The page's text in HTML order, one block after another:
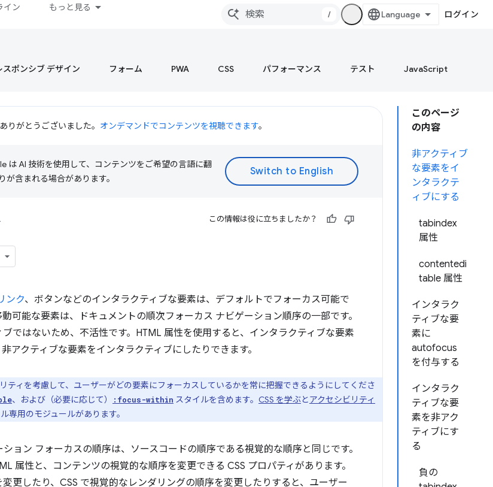
イン もっと見る
/ ログイン
スポンシブ デザイン フォーム PWA CSS パフォーマンス テスト JavaScript
このページ
の内容
非アクティブ
な要素をイ
ンタラクテ
ィブにする
tabindex
属性
contentedi
table 属性
インタラク
ティブな要
素に
autofocus
を付与する
インタラク
ティブな要
素を非アク
ティブにす
る
負の
りがとうございました。 オンデマンドでコンテンツを視聴できます。
は AI 技術を使用して、コンテンツをご希望の言語に翻
含まれる場合があります。
この情報は役に立ちましたか？
ンク、ボタンなどのインタラクティブな要素は、デフォルトでフォーカス可能で
可能な要素は、ドキュメントの順次フォーカス ナビゲーション順序の一部です。
ではないため、不活性です。HTML 属性を使用すると、インタラクティブな要素
アクティブな要素をインタラクティブにしたりできます。
ティを考慮して、ユーザーがどの要素にフォーカスしているかを常に把握できるようにしてくださ
、および（必要に応じて） :focus-within スタイルを含めます。 CSS を学ぶとアクセシビリティ
専用のモジュールがあります。
ョン フォーカスの順序は、ソースコードの順序である視覚的な順序と同じです。
属性と、コンテンツの視覚的な順序を変更できる CSS プロパティがあります。
更したり、CSS で視覚的なレンダリングの順序を変更したりすると、ユーザー